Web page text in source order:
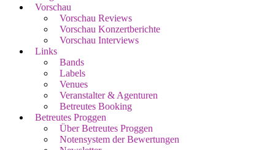
Vorschau
Vorschau Reviews
Vorschau Konzertberichte
Vorschau Interviews
Links
Bands
Labels
Venues
Veranstalter & Agenturen
Betreutes Booking
Betreutes Proggen
Über Betreutes Proggen
Notensystem der Bewertungen